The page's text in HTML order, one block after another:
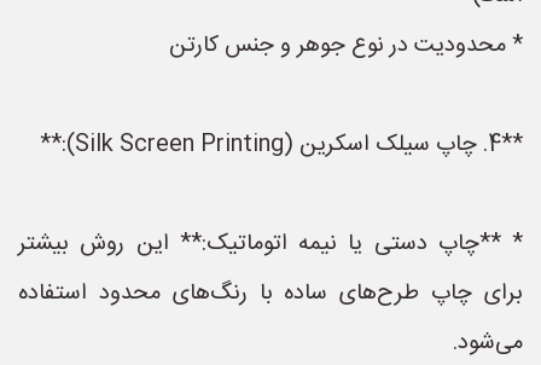
* محدودیت در نوع جوهر و جنس کارتن
**4. چاپ سیلک اسکرین (Silk Screen Printing):**
* **چاپ دستی یا نیمه اتوماتیک:** این روش بیشتر
برای چاپ طرح‌های ساده با رنگ‌های محدود استفاده
می‌شود.